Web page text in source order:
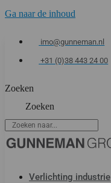
Ga naar de inhoud
imo@gunneman.nl
+31 (0)38 443 24 00
Zoeken
Zoeken
Verlichting industrie